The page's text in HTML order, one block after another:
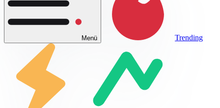
Menü Trending